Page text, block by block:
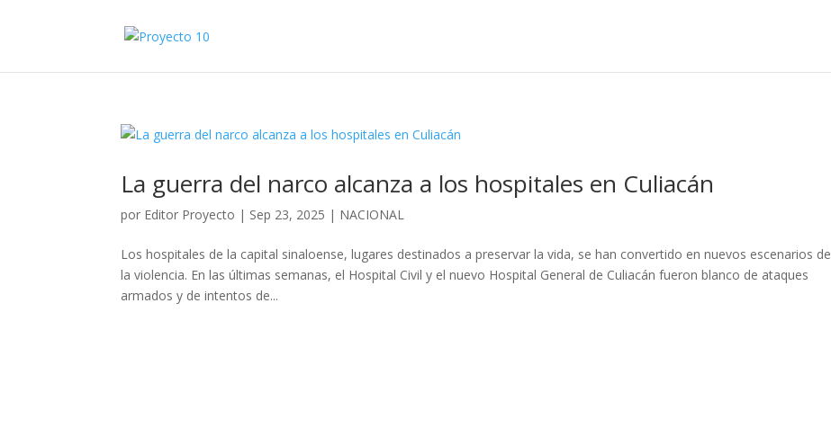
La guerra del narco alcanza a los hospitales en Culiacán
por Editor Proyecto | Sep 23, 2025 | NACIONAL
Los hospitales de la capital sinaloense, lugares destinados a preservar la vida, se han convertido en nuevos escenarios de
la violencia. En las últimas semanas, el Hospital Civil y el nuevo Hospital General de Culiacán fueron blanco de ataques
armados y de intentos de...